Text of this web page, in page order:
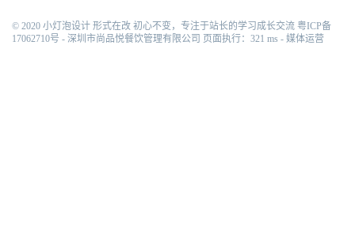
© 2020 小灯泡设计 形式在改 初心不变，专注于站长的学习成长交流 粤ICP备
17062710号 - 深圳市尚品悦餐饮管理有限公司 页面执行：321 ms - 媒体运营